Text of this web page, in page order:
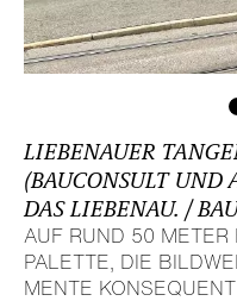
LIEBE­NAUER
(BAUCON­SULT UND
DAS LIEBENAU. /
AUF RUND 50
PA­LETTE, DIE
MENTE